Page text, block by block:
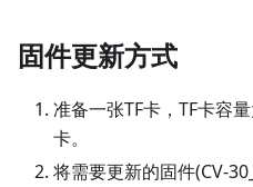
固件更新方式
准备⼀张TF卡，TF卡容
卡。
将需要更新的固件(CV-